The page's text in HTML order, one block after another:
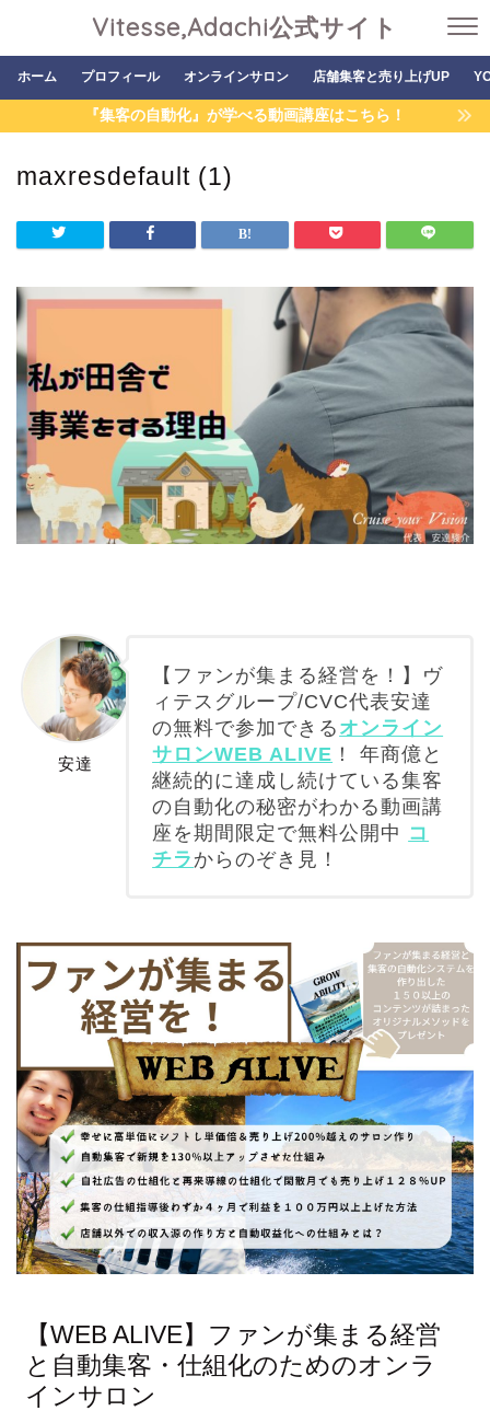
Vitesse,Adachi公式サイト
ホーム プロフィール オンラインサロン 店舗集客と売り上げUP
『集客の自動化』が学べる動画講座はこちら！
maxresdefault (1)
安達
【ファンが集まる経営を！】ヴ
ィテスグループ/CVC代表安達
の無料で参加できる オンライン
サロンWEB ALIVE ！ 年商億と
継続的に達成し続けている集客
の自動化の秘密がわかる動画講
座を期間限定で無料公開中 コ
チラ からのぞき見！
【WEB ALIVE】ファンが集まる経営
と自動集客・仕組化のためのオンラ
インサロン